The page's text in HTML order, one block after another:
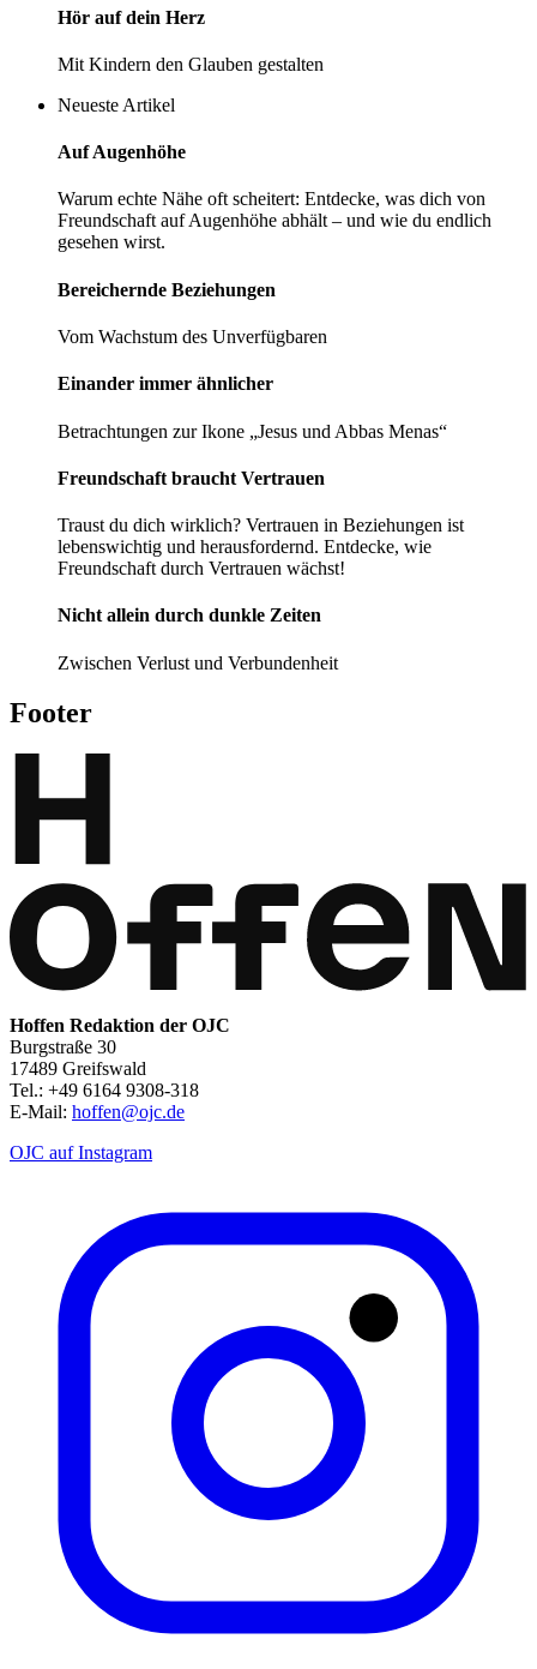
Hör auf dein Herz
Mit Kindern den Glauben gestalten
Neueste Artikel
Auf Augenhöhe
Warum echte Nähe oft scheitert: Entdecke, was dich von
Freundschaft auf Augenhöhe abhält – und wie du endlich
gesehen wirst.
Bereichernde­ ­Beziehungen
Vom Wachstum des Unverfügbaren
Einander immer ­ähnlicher
Betrachtungen zur Ikone „Jesus und Abbas Menas“
Freundschaft braucht Vertrauen
Traust du dich wirklich? Vertrauen in Beziehungen ist
lebenswichtig und herausfordernd. Entdecke, wie
Freundschaft durch Vertrauen wächst!
Nicht allein durch dunkle Zeiten
Zwischen Verlust und Verbundenheit
Footer
Hoffen Redaktion der OJC
Burgstraße 30
17489 Greifswald
Tel.: +49 6164 9308-318
E-Mail: hoffen@ojc.de
OJC auf Instagram